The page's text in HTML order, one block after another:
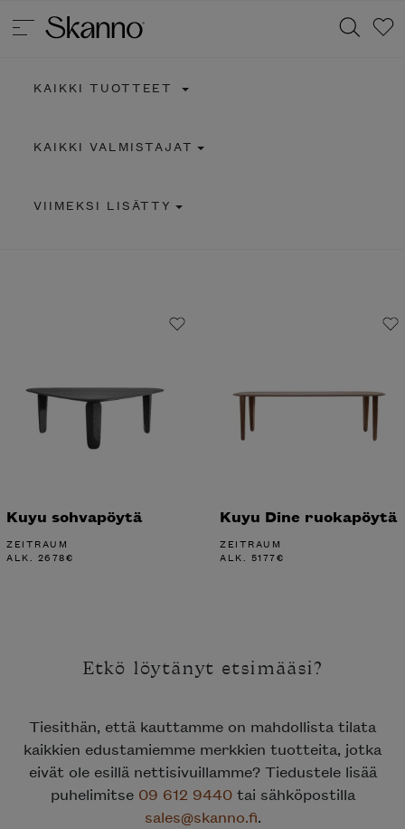
KAIKKI TUOTTEET
KAIKKI VALMISTAJAT
VIIMEKSI LISÄTTY
Kuyu sohvapöytä
ZEITRAUM
ALK. 2678€
Kuyu Dine ruokapöytä
ZEITRAUM
ALK. 5177€
Etkö löytänyt etsimääsi?
Tiesithän, että kauttamme on mahdollista tilata
kaikkien edustamiemme merkkien tuotteita, jotka
eivät ole esillä nettisivuillamme? Tiedustele lisää
puhelimitse 09 612 9440tai sähköpostilla
sales@skanno.fi.